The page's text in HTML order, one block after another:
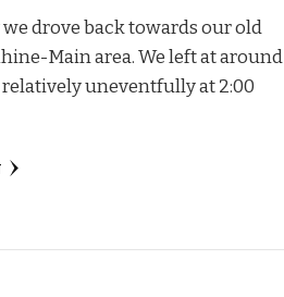
we drove back towards our old
Main area. We left at around
relatively uneventfully at 2:00